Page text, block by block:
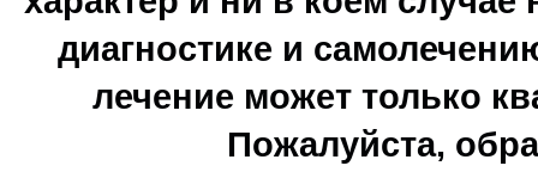
диагностике и
лечение может только
Пожалуйста,